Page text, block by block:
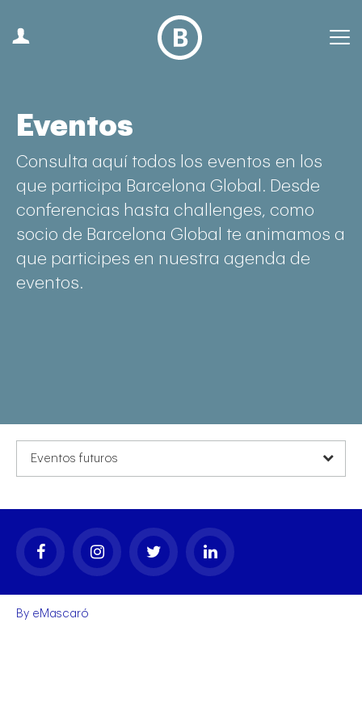
Eventos
Consulta aquí todos los eventos en los
que participa Barcelona Global. Desde
conferencias hasta challenges, como
socio de Barcelona Global te animamos a
que participes en nuestra agenda de
eventos.
Eventos futuros
By eMascaró